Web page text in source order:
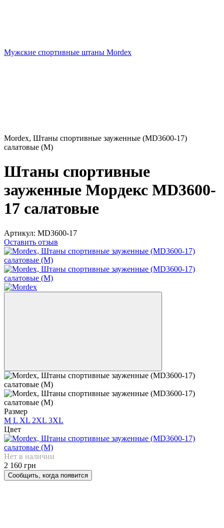
Мужские спортивные штаны Mordex
Mordex, Штаны спортивные зауженные (MD3600-17)
салатовые (M)
Штаны спортивные
зауженные Мордекс MD3600-
17 салатовые
Артикул: MD3600-17
Оставить отзыв
Размер
M L XL 2XL 3XL
Цвет
Нет в наличии
2 160 грн
Сообщить, когда появится